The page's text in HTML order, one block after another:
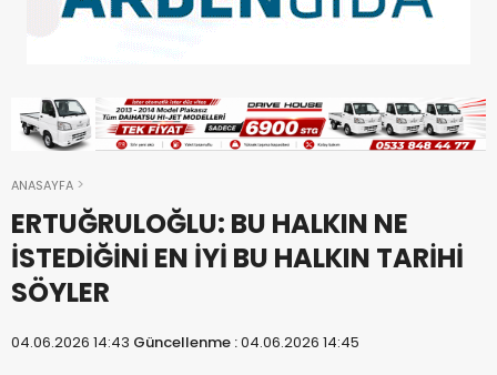
ANASAYFA
ERTUĞRULOĞLU: BU HALKIN NE
İSTEDİĞİNİ EN İYİ BU HALKIN TARİHİ
SÖYLER
04.06.2026 14:43 Güncellenme :04.06.2026 14:45